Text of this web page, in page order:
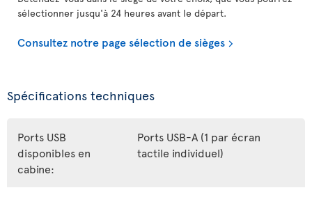
sélectionner jusqu'à 24 heures avant le départ.
Consultez notre page sélection de sièges
Spécifications techniques
Ports USB
disponibles en
cabine:
Ports USB-A (1 par écran
tactile individuel)